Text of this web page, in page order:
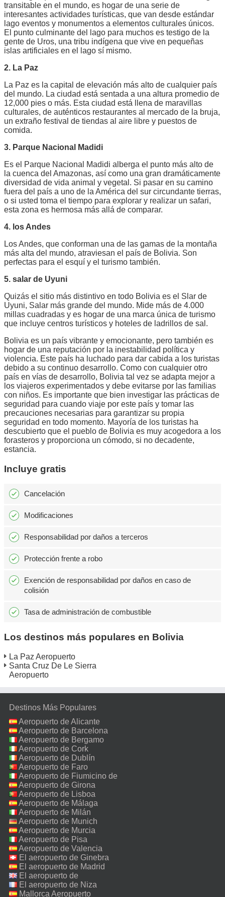
transitable en el mundo, es hogar de una serie de
interesantes actividades turísticas, que van desde estándar
lago eventos y monumentos a elementos culturales únicos.
El punto culminante del lago para muchos es testigo de la
gente de Uros, una tribu indígena que vive en pequeñas
islas artificiales en el lago sí mismo.
2. La Paz
La Paz es la capital de elevación más alto de cualquier país
del mundo. La ciudad está sentada a una altura promedio de
12,000 pies o más. Esta ciudad está llena de maravillas
culturales, de auténticos restaurantes al mercado de la bruja,
un extraño festival de tiendas al aire libre y puestos de
comida.
3. Parque Nacional Madidi
Es el Parque Nacional Madidi alberga el punto más alto de
la cuenca del Amazonas, así como una gran dramáticamente
diversidad de vida animal y vegetal. Si pasar en su camino
fuera del país a uno de la América del sur circundante tierras,
o si usted toma el tiempo para explorar y realizar un safari,
esta zona es hermosa más allá de comparar.
4. los Andes
Los Andes, que conforman una de las gamas de la montaña
más alta del mundo, atraviesan el país de Bolivia. Son
perfectas para el esquí y el turismo también.
5. salar de Uyuni
Quizás el sitio más distintivo en todo Bolivia es el Slar de
Uyuni, Salar más grande del mundo. Mide más de 4.000
millas cuadradas y es hogar de una marca única de turismo
que incluye centros turísticos y hoteles de ladrillos de sal.
Bolivia es un país vibrante y emocionante, pero también es
hogar de una reputación por la inestabilidad política y
violencia. Este país ha luchado para dar cabida a los turistas
debido a su continuo desarrollo. Como con cualquier otro
país en vías de desarrollo, Bolivia tal vez se adapta mejor a
los viajeros experimentados y debe evitarse por las familias
con niños. Es importante que bien investigar las prácticas de
seguridad para cuando viaje por este país y tomar las
precauciones necesarias para garantizar su propia
seguridad en todo momento. Mayoría de los turistas ha
descubierto que el pueblo de Bolivia es muy acogedora a los
forasteros y proporciona un cómodo, si no decadente,
estancia.
Incluye gratis
Cancelación
Modificaciones
Responsabilidad por daños a terceros
Protección frente a robo
Exención de responsabilidad por daños en caso de
colisión
Tasa de administración de combustible
Los destinos más populares en Bolivia
La Paz Aeropuerto
Santa Cruz De Le Sierra
Aeropuerto
Destinos Más Populares
Aeropuerto de Alicante
Aeropuerto de Barcelona
Aeropuerto de Bergamo
Aeropuerto de Cork
Aeropuerto de Dublín
Aeropuerto de Faro
Aeropuerto de Fiumicino de
Roma
Aeropuerto de Girona
Aeropuerto de Lisboa
Aeropuerto de Málaga
Aeropuerto de Milán
Malpensa
Aeropuerto de Munich
Aeropuerto de Murcia
Aeropuerto de Pisa
Aeropuerto de Valencia
El aeropuerto de Ginebra
El aeropuerto de Madrid
El aeropuerto de
Manchester
El aeropuerto de Niza
Mallorca Aeropuerto